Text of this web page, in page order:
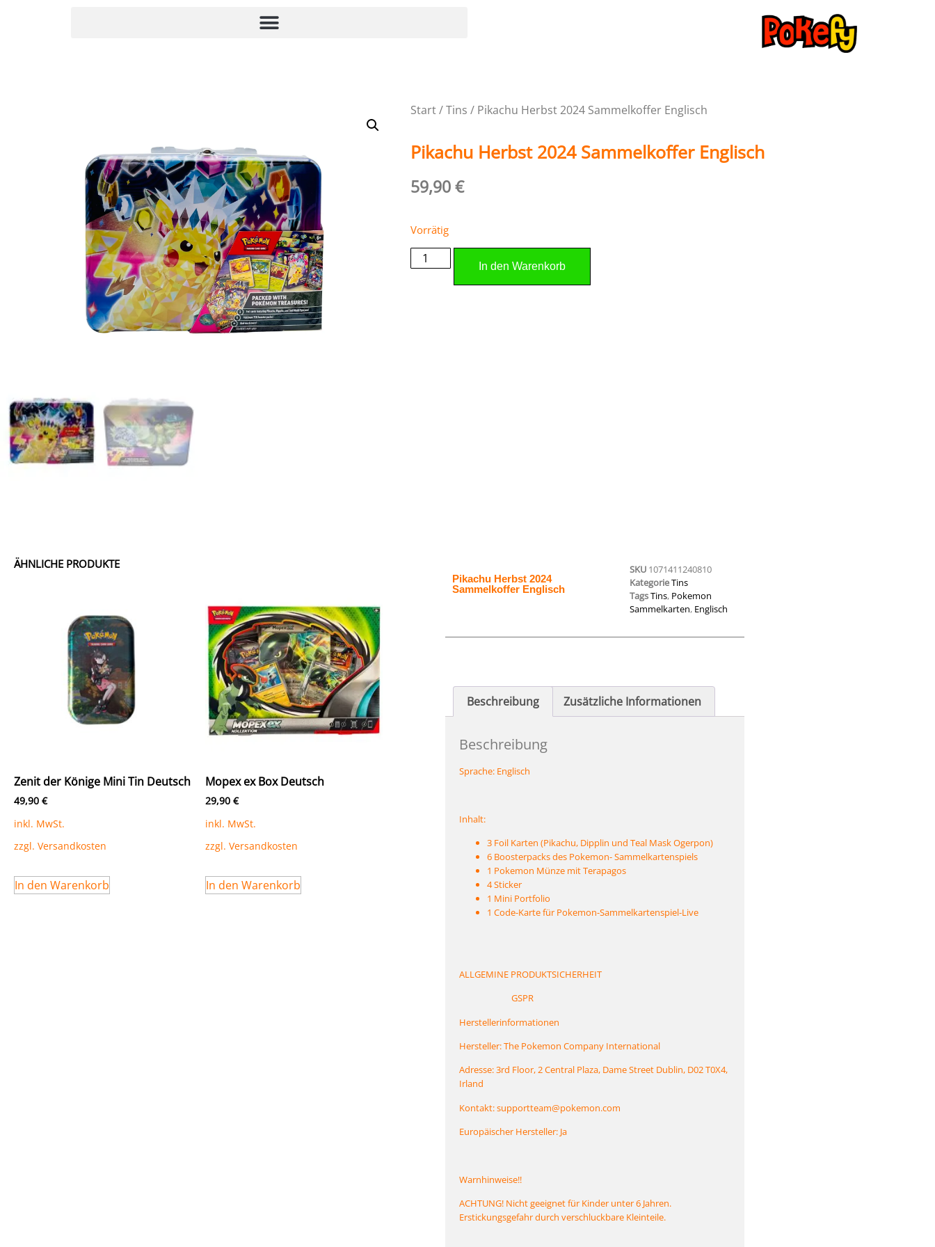
Start/Tins / Pikachu Herbst 2024 Sammelkoffer Englisch
Pikachu Herbst 2024 Sammelkoffer Englisch
59,90€
Vorrätig
In den Warenkorb
ÄHNLICHE PRODUKTE
Zenit der Könige Mini Tin Deutsch
49,90 €
inkl. MwSt.
zzgl. Versandkosten
In den Warenkorb
Mopex ex Box Deutsch
29,90 €
inkl. MwSt.
zzgl. Versandkosten
In den Warenkorb
Pikachu Herbst 2024
Sammelkoffer Englisch
SKU 1071411240810
KategorieTins
TagsTins, Pokemon
Sammelkarten, Englisch
Beschreibung Zusätzliche Informationen
Beschreibung
Sprache: Englisch
Inhalt:
3 Foil Karten (Pikachu, Dipplin und Teal Mask Ogerpon)
6 Boosterpacks des Pokemon- Sammelkartenspiels
1 Pokemon Münze mit Terapagos
4 Sticker
1 Mini Portfolio
1 Code-Karte für Pokemon-Sammelkartenspiel-Live
ALLGEMINE PRODUKTSICHERHEIT
GSPR
Herstellerinformationen
Hersteller: The Pokemon Company International
Adresse: 3rd Floor, 2 Central Plaza, Dame Street Dublin, D02 T0X4,
Irland
Kontakt: supportteam@pokemon.com
Europäischer Hersteller: Ja
Warnhinweise!!
ACHTUNG! Nicht geeignet für Kinder unter 6 Jahren.
Erstickungsgefahr durch verschluckbare Kleinteile.